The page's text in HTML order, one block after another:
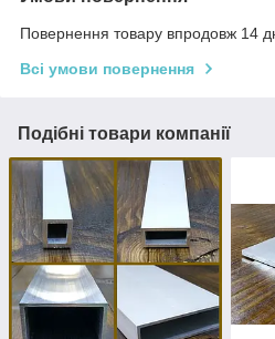
Повернення товару впродовж 14
Всі умови повернення
Подібні товари компанії